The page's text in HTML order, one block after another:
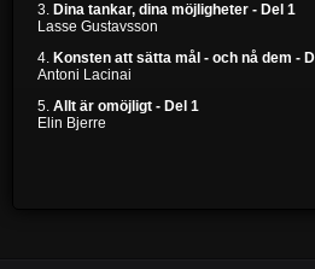
3. Dina tankar, dina möjligheter - Del 1
Lasse Gustavsson
4. Konsten att sätta mål - och nå dem -
Antoni Lacinai
5. Allt är omöjligt - Del 1
Elin Bjerre